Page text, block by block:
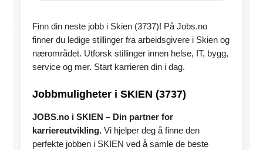
Finn din neste jobb i Skien (3737)! På Jobs.no
finner du ledige stillinger fra arbeidsgivere i Skien og
nærområdet. Utforsk stillinger innen helse, IT, bygg,
service og mer. Start karrieren din i dag.
Jobbmuligheter i SKIEN (3737)
JOBS.no i SKIEN – Din partner for
karriereutvikling. Vi hjelper deg å finne den
perfekte jobben i SKIEN ved å samle de beste